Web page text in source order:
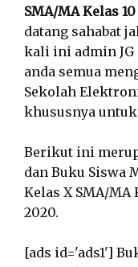
SMA/MA Kelas
datang sahabat
kali ini admin
anda semua
Sekolah
khususnya untuk
Berikut ini
dan Buku Siswa
Kelas X SMA/
2020.
[ads id='ads1']